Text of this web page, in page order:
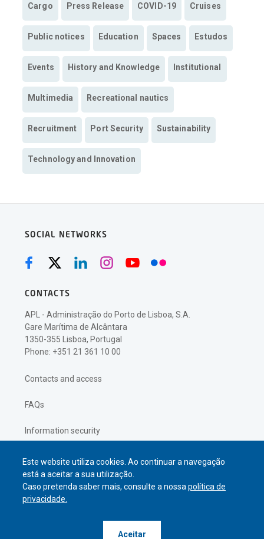
Este website utiliza cookies. Ao continuar a navegação
está a aceitar a sua utilização.
Caso pretenda saber mais, consulte a nossapolítica de
privacidade.
Aceitar
Cargo Press Release COVID-19 Cruises
Public notices Education Spaces Estudos
Events History and Knowledge Institutional
Multimedia Recreational nautics
Recruitment Port Security Sustainability
Technology and Innovation
SOCIAL NETWORKS
CONTACTS
APL - Administração do Porto de Lisboa, S.A.
Gare Marítima de Alcântara
1350-355 Lisboa, Portugal
Phone: +351 21 361 10 00
Contacts and access
FAQs
Information security
Privacy policy
© APL Administração do Porto de